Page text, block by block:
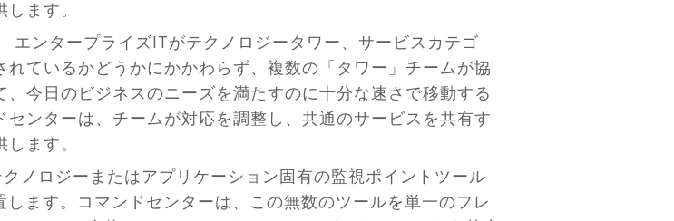
ます。
エンタープライズITがテクノロジータワー、サービスカテゴ
ているかどうかにかかわらず、複数の「タワー」チームが協
今日のビジネスのニーズを満たすのに十分な速さで移動する
ンターは、チームが対応を調整し、共通のサービスを共有す
ます。
ノロジーまたはアプリケーション固有の監視ポイントツール
ます。コマンドセンターは、この無数のツールを単一のフレ